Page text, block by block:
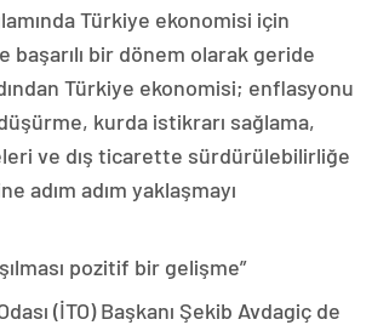
Türkiye ekonomisi için
başarılı bir dönem olarak geride
Türkiye ekonomisi; enflasyonu
kurda istikrarı sağlama,
ve dış ticarette sürdürülebilirliğe
adım adım yaklaşmayı
pozitif bir gelişme”
(İTO) Başkanı Şekib Avdagiç de